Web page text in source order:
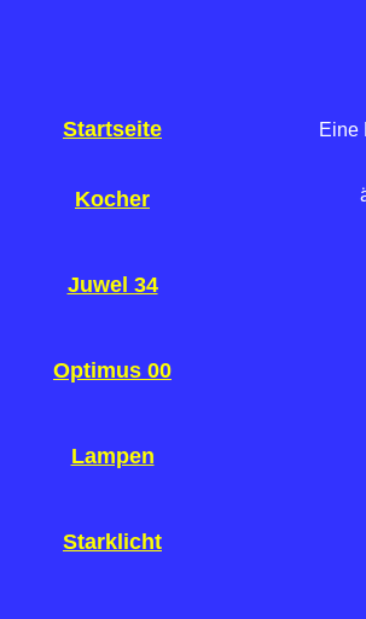
Startseite
Kocher
Juwel 34
Optimus 00
Lampen
Starklicht
Eine